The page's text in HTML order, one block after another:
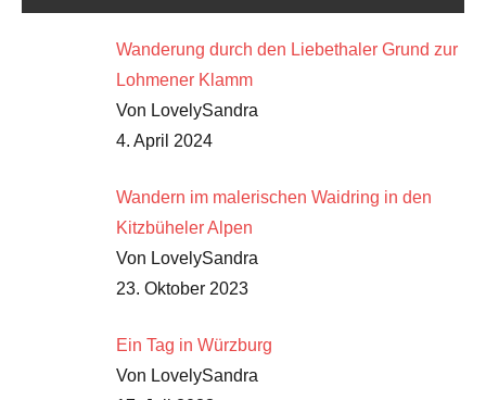
Wanderung durch den Liebethaler Grund zur
Lohmener Klamm
Von LovelySandra
4. April 2024
Wandern im malerischen Waidring in den
Kitzbüheler Alpen
Von LovelySandra
23. Oktober 2023
Ein Tag in Würzburg
Von LovelySandra